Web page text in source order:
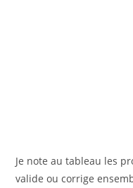
Je note au tableau les
valide ou corrige